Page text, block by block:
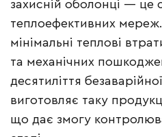
захисній оболонці — це
теплоефективних
мінімальні теплові
та механічних
десятиліття
виготовляє таку
що дає змогу